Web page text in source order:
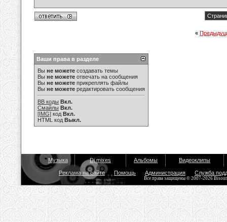
«
Ваши права в разделе
Вы не можете создавать темы
Вы не можете отвечать на сообщения
Вы не можете прикреплять файлы
Вы не можете редактировать сообщения
BB коды Вкл.
Смайлы Вкл.
[IMG] код Вкл.
HTML код Выкл.
Музыка Dj mixes Альбомы Видеоклипы
Реклама на сайте Помощь Администрация Служба
Все права защищены © 2007-2026